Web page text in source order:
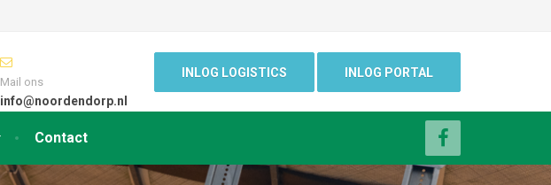
Contact
Mail ons
info@noordendorp.nl
INLOG LOGISTICS INLOG PORTAL